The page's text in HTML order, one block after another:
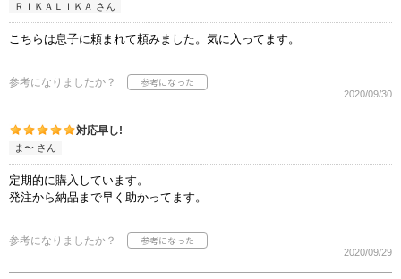
ＲＩＫＡＬＩＫＡ さん
こちらは息子に頼まれて頼みました。気に入ってます。
参考になりましたか？
2020/09/30
対応早し!
ま〜 さん
定期的に購入しています。
発注から納品まで早く助かってます。
参考になりましたか？
2020/09/29